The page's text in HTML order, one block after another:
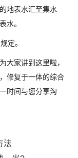
地表水汇至集水
水。
定。
大家讲到这里啦，
修复于一体的综合
时间与您分享沟
法